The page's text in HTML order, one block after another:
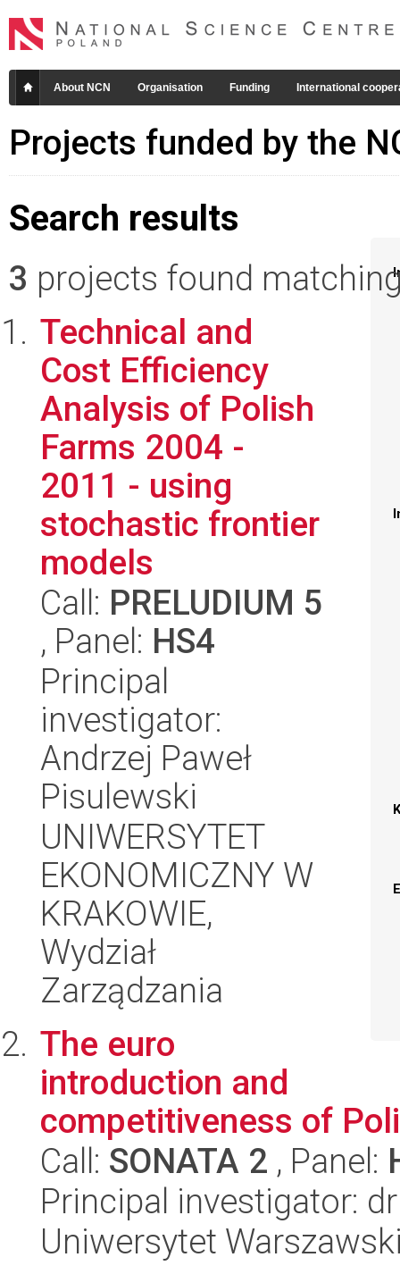
About NCN Organisation Funding International
Projects funded by the
Search results
3 projects found
Technical and
Cost Efficiency
Analysis of Polish
Farms 2004 -
2011 - using
stochastic frontier
models
Call: PRELUDIUM 5
, Panel: HS4
Principal
investigator:
Andrzej Paweł
Pisulewski
UNIWERSYTET
EKONOMICZNY W
KRAKOWIE,
Wydział
Zarządzania
The euro
introduction and
competitiveness of
Call: SONATA 2 , Panel:
Principal investigator:
Uniwersytet